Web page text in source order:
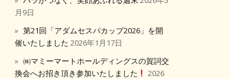
月9日
第21回「アダムセスパカップ2026」を開
催いたしました 2026年1月17日
㈱マミーマートホールディングスの賀詞交
換会へお招き頂き参加いたしました
2026